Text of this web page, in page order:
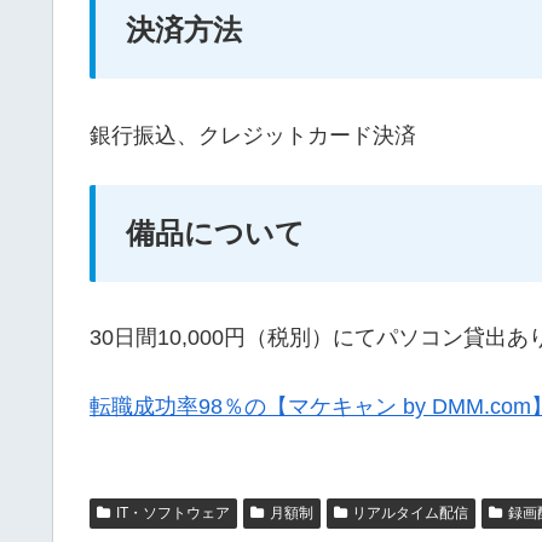
決済方法
銀行振込、クレジットカード決済
備品について
30日間10,000円（税別）にてパソコン貸出あ
転職成功率98％の【マケキャン by
IT・ソフトウェア 月額制 リアルタイム配信 録画